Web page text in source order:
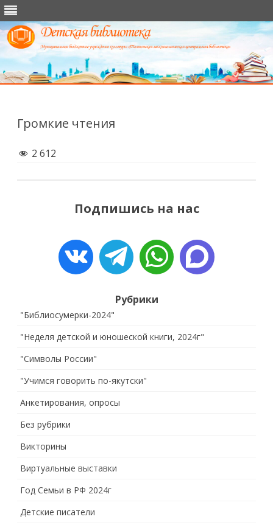
Громкие чтения
2 612
Подпишись на нас
Рубрики
"Библиосумерки-2024"
"Неделя детской и юношеской книги, 2024г"
"Символы России"
"Учимся говорить по-якутски"
Анкетирования, опросы
Без рубрики
Викторины
Виртуальные выставки
Год Семьи в РФ 2024г
Детские писатели